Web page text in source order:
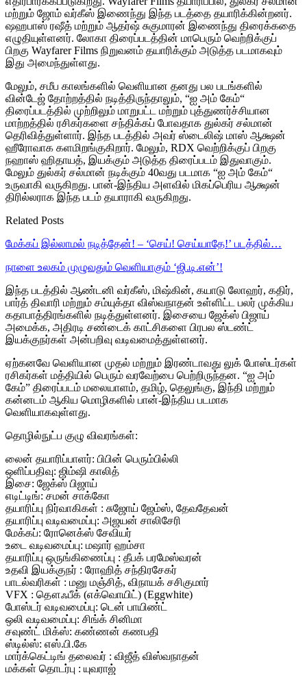
மற்றும் ஜோம் வர்கீஸ் இணைந்து இந்த படத்தை தயாரிக்கின்றனர்.
ஷஹபாஸ் ரஷீத் மற்றும் ஆதர்ஷ் சுகுமாரன் இணைந்து திரைக்கதை
எழுதியுள்ளனர். லோகா திரைப்படத்தின் மாபெரும் வெற்றிக்குப்
பிறகு Wayfarer Films நிறுவனம் தயாரிக்கும் அடுத்த படமாகவும்
இது அமைந்துள்ளது.
மேலும், சமீப காலங்களில் வெளியான தனது பல படங்களில்
வின்டேஜ் தோற்றத்தில் நடித்திருந்தாலும், “ஐ அம் கேம்“
திரைப்படத்தில் முற்றிலும் மாறுபட்ட மற்றும் புத்துணர்ச்சியான
மாற்றத்தில் ரசிகர்களை சந்திக்கப் போவதாக துல்கர் சல்மான்
தெரிவித்துள்ளார். இந்த படத்தில் அவர் ஸ்டைலிஷ் மாஸ் ஆக்ஷன்
ஹீரோவாக களமிறங்குகிறார். மேலும், RDX வெற்றிக்குப் பிறகு
நஹாஸ் ஹிதாயத், இயக்கும் அடுத்த திரைப்படம் இதுவாகும்.
மேலும் துல்கர் சல்மான் நடிக்கும் 40வது படமாக “ஐ அம் கேம்“
உருவாகி வருகிறது. பான்-இந்திய அளவில் மிகப்பெரிய ஆக்ஷன்
திரில்லராக இந்த படம் தயாராகி வருகிறது.
Related Posts
மேக்கப் இல்லாமல் நடித்தேன்! – ‘செய்! செய்யாதே!’ படத்தில்…
நாளை உலகம் முழுவதும் வெளியாகும் ‘ஜி.டி.என்’!
இந்த படத்தில் ஆண்டனி வர்கீஸ், மிஷ்கின், கயாடு லோஹர், கதிர்,
பார்த் திவாரி மற்றும் சம்யுக்தா விஸ்வநாதன் உள்ளிட்ட பலர் முக்கிய
கதாபாத்திரங்களில் நடித்துள்ளனர். இசையை ஜேக்ஸ் பிஜாய்
அமைக்க, அதிரடி சண்டைக் காட்சிகளை பிரபல ஸ்டண்ட்
இயக்குநர்கள் அன்பறிவு வடிவமைத்துள்ளனர்.
ஏற்கனவே வெளியான முதல் மற்றும் இரண்டாவது லுக் போஸ்டர்கள்
ரசிகர்கள் மத்தியில் பெரும் வரவேற்பை பெற்றிருந்தன. “ஐ அம்
கேம்” திரைப்படம் மலையாளம், தமிழ், தெலுங்கு, இந்தி மற்றும்
கன்னடம் ஆகிய மொழிகளில் பான்-இந்திய படமாக
வெளியாகவுள்ளது.
தொழில்நுட்ப குழு விவரங்கள்:
லைன் தயாரிப்பாளர்: பிபின் பெரும்பில்லி
ஒளிப்பதிவு: ஜிம்ஷி காலித்
இசை: ஜேக்ஸ் பிஜாய்
எடிட்டிங்: சமன் சாக்கோ
தயாரிப்பு நிர்வாகிகள் : சுஜோய் ஜேம்ஸ், தேவதேவன்
தயாரிப்பு வடிவமைப்பு: அஜயன் சாலிசேரி
மேக்கப்: ரோனெக்ஸ் சேவியர்
உடை வடிவமைப்பு: மஷார் ஹம்சா
தயாரிப்பு ஒருங்கிணைப்பு : தீபக் பரமேஸ்வரன்
உதவி இயக்குநர் : ரோஹித் சந்திரசேகர்
பாடல்வரிகள் : மனு மஞ்சித், விநாயக் சசிகுமார்
VFX : தௌஃபீக் (எக்வொயிட்) (Eggwhite)
போஸ்டர் வடிவமைப்பு: டென் பாயிண்ட்
ஒலி வடிவமைப்பு: சிங்க் சினிமா
சவுண்ட் மிக்ஸ்: கண்ணன் கணபதி
ஸ்டில்ஸ்: எஸ்.பி.கே
மார்க்கெட்டிங் தலைவர் : விஜீத் விஸ்வநாதன்
மக்கள் தொடர்பு : யுவராஜ்